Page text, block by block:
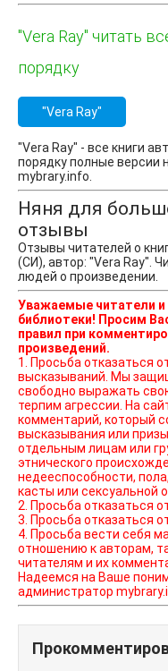
"Vera Ray" читать
порядку
"Vera Ray"
"Vera Ray" - все книги
порядку полные версии
mybrary.info.
Няня для
отзывы
Отзывы читателей о
(СИ), автор: "Vera Ray".
людей о произведении.
Уважаемые читатели и
библиотеки! Просим
правил при
произведений.
1. Просьба отказаться
высказываний. Мы защищаем право наших читателей
свободно выражать
терпим агрессии. На
комментарий, который
высказывания или
отдельным лицам или
этнического
недееспособности,
касты или сексуальной
2. Просьба отказаться
3. Просьба отказаться
4. Просьба вести себя
отношению к авторам,
читателям и их
Надеемся на Ваше
администратор